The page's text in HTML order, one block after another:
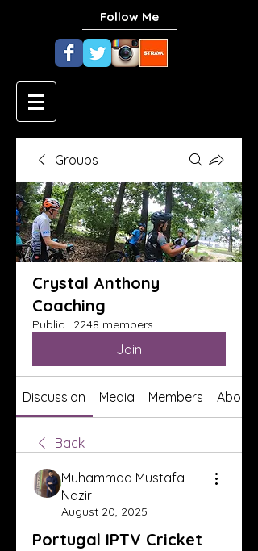
Follow Me
Groups
Crystal Anthony
Coaching
Public · 2248 members
Join
Discussion Media Members About
Back
Muhammad Mustafa
Nazir
August 20, 2025
Portugal IPTV Cricket